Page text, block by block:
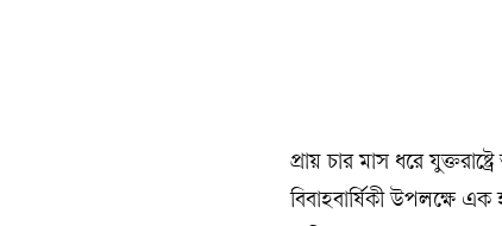
প্রায় চার মাস ধরে
বিবাহবার্ষিকী উপলক্ষে এক